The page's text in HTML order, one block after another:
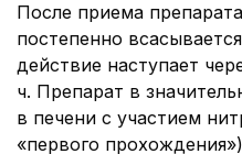
После приема
постепенно
действие наступает
ч. Препарат в
в печени с участием
«первого